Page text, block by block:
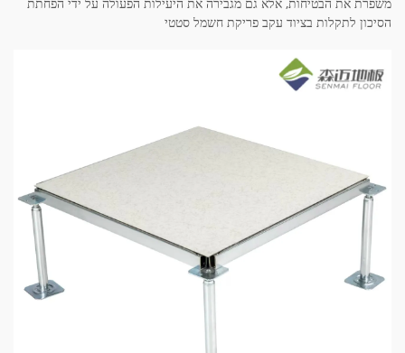
הסיכון לתקלות בציוד עקב פריקת חשמל סטטי